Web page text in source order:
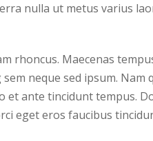
nulla ut metus varius
rhoncus. Maecenas
neque sed ipsum. Nam
et ante tincidunt tempus.
eget eros faucibus